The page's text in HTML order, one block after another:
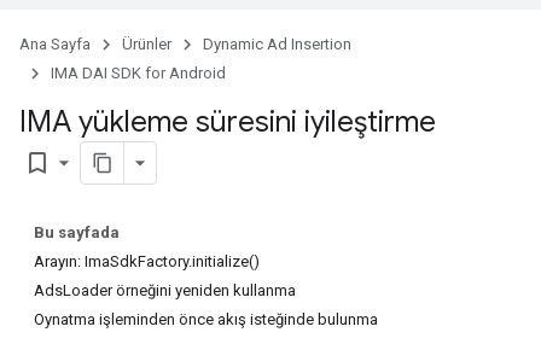
Ana Sayfa Ürünler
Dynamic Ad Insertion
IMA DAI SDK for Android
IMA yükleme süresini iyileştirme
bookmark_border
Bu sayfada
Arayın: ImaSdkFactory.initialize()
AdsLoader örneğini yeniden kullanma
Oynatma işleminden önce akış isteğinde bulunma